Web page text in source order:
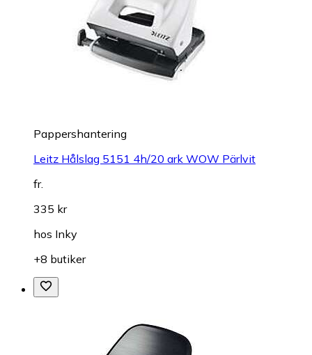
Pappershantering
Leitz Hålslag 5151 4h/20 ark WOW Pärlvit
fr.
335 kr
hos Inky
+8 butiker